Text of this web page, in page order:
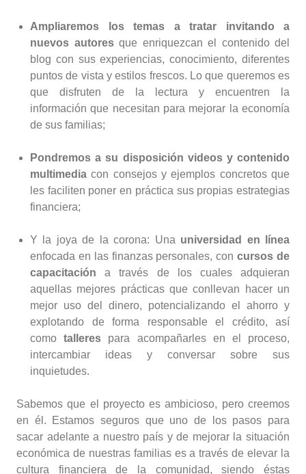
Ampliaremos los temas a tratar invitando a
nuevos autoresque enriquezcan el contenido del
blog con sus experiencias, conocimiento, diferentes
puntos de vista y estilos frescos. Lo que queremos es
que disfruten de la lectura y encuentren la
información que necesitan para mejorar la economía
de sus familias;
Pondremos a su disposición videos y contenido
multimedia con consejos y ejemplos concretos que
les faciliten poner en práctica sus propias estrategias
financiera;
Y la joya de la corona: Una universidad en línea
enfocada en las finanzas personales, concursos de
capacitación a través de los cuales adquieran
aquellas mejores prácticas que conllevan hacer un
mejor uso del dinero, potencializando el ahorro y
explotando de forma responsable el crédito, así
comotalleres para acompañarles en el proceso,
intercambiar ideas y conversar sobre sus
inquietudes.
Sabemos que el proyecto es ambicioso, pero creemos
en él. Estamos seguros que uno de los pasos para
sacar adelante a nuestro país y de mejorar la situación
económica de nuestras familias es a través de elevar la
cultura financiera de la comunidad, siendo éstas